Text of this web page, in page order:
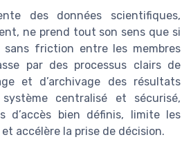
des données scientifiques,
ne prend tout son sens que si
sans friction entre les membres
par des processus clairs de
et d’archivage des résultats
centralisé et sécurisé,
d’accès bien définis, limite les
accélère la prise de décision.